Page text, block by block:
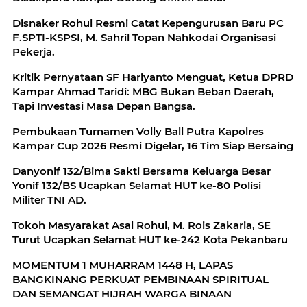
Disnaker Rohul Resmi Catat Kepengurusan Baru PC
F.SPTI-KSPSI, M. Sahril Topan Nahkodai Organisasi
Pekerja.
Kritik Pernyataan SF Hariyanto Menguat, Ketua DPRD
Kampar Ahmad Taridi: MBG Bukan Beban Daerah,
Tapi Investasi Masa Depan Bangsa.
Pembukaan Turnamen Volly Ball Putra Kapolres
Kampar Cup 2026 Resmi Digelar, 16 Tim Siap Bersaing
Danyonif 132/Bima Sakti Bersama Keluarga Besar
Yonif 132/BS Ucapkan Selamat HUT ke-80 Polisi
Militer TNI AD.
Tokoh Masyarakat Asal Rohul, M. Rois Zakaria, SE
Turut Ucapkan Selamat HUT ke-242 Kota Pekanbaru
MOMENTUM 1 MUHARRAM 1448 H, LAPAS
BANGKINANG PERKUAT PEMBINAAN SPIRITUAL
DAN SEMANGAT HIJRAH WARGA BINAAN